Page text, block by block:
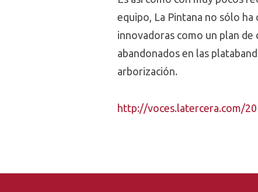
equipo, La Pintana no sólo
innovadoras como un plan de
abandonados en las
arborización.
http://voces.latercera.com/